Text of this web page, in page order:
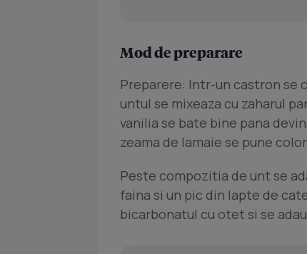
Mod de preparare
Preparere: Intr-un castron se
untul se mixeaza cu zaharul
vanilia se bate bine pana
zeama de lamaie se pune
Peste compozitia de unt se
faina si un pic din lapte de
bicarbonatul cu otet si se